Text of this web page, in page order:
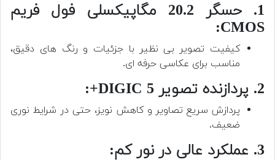
1. حسگر 20.2 مگاپیکسلی فول فریم
CMOS:
کیفیت تصویر بی نظیر با جزئیات و رنگ های دقیق،
مناسب برای عکاسی حرفه ای.
2. پردازنده تصویر DIGIC 5+:
پردازش سریع تصاویر و کاهش نویز، حتی در شرایط نوری
ضعیف.
3. عملکرد عالی در نور کم: